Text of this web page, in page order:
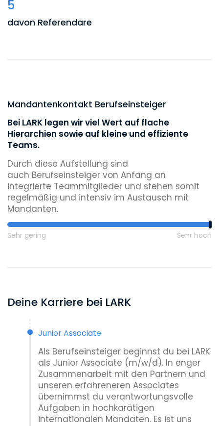
5
davon Referendare
Mandantenkontakt Berufseinsteiger
Bei LARK legen wir viel Wert auf flache
Hierarchien sowie auf kleine und effiziente
Teams.
Durch diese Aufstellung sind
auch Berufseinsteiger von Anfang an
integrierte Teammitglieder und stehen somit
regelmäßig und intensiv im Austausch mit
Mandanten.
Sehr gering Sehr hoch
Deine Karriere bei LARK
Junior Associate
Als Berufseinsteiger beginnst du bei LARK
als Junior Associate (m/w/d). In enger
Zusammenarbeit mit den Partnern und
unseren erfahreneren Associates
übernimmst du verantwor­tungs­volle
Aufgaben in hoch­karätigen
internationalen Mandaten. Es ist uns